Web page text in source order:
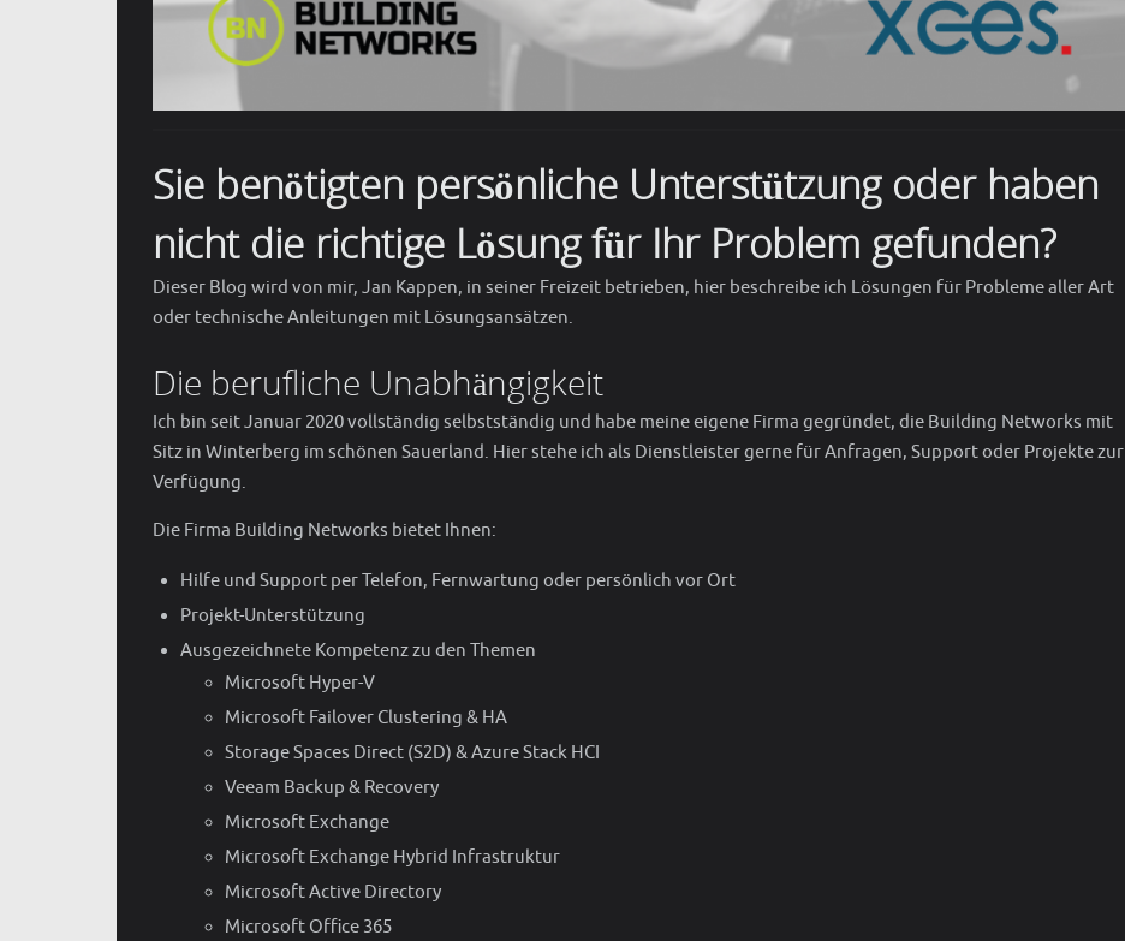
Sie benötigten persönliche Unterstützung oder haben
nicht die richtige Lösung für Ihr Problem gefunden?
Dieser Blog wird von mir, Jan Kappen, in seiner Freizeit betrieben, hier beschreibe ich Lösungen für Probleme aller Art
oder technische Anleitungen mit Lösungsansätzen.
Die berufliche Unabhängigkeit
Ich bin seit Januar 2020 vollständig selbstständig und habe meine eigene Firma gegründet, die Building Networks mit
Sitz in Winterberg im schönen Sauerland. Hier stehe ich als Dienstleister gerne für Anfragen, Support oder Projekte zur
Verfügung.
Die Firma Building Networks bietet Ihnen:
Hilfe und Support per Telefon, Fernwartung oder persönlich vor Ort
Projekt-Unterstützung
Ausgezeichnete Kompetenz zu den Themen
Microsoft Hyper-V
Microsoft Failover Clustering & HA
Storage Spaces Direct (S2D) & Azure Stack HCI
Veeam Backup & Recovery
Microsoft Exchange
Microsoft Exchange Hybrid Infrastruktur
Microsoft Active Directory
Microsoft Office 365